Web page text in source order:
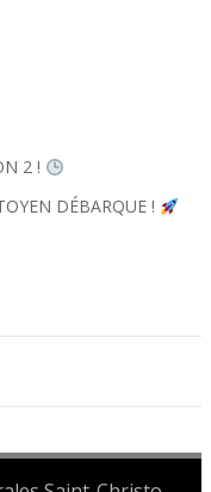
2 !
DÉBARQUE !